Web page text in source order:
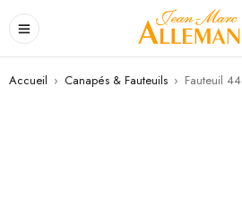
Accueil › Canapés & Fauteuils › Fauteuil 44